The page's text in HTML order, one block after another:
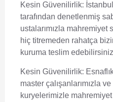
Kesin Güvenilirlik:
tarafından denetlenmiş
ustalarımızla mahremiyet
hiç titremeden rahatça
kuruma teslim
Kesin Güvenilirlik:
master çalışanlarımızla
kuryelerimizle mahremiyet